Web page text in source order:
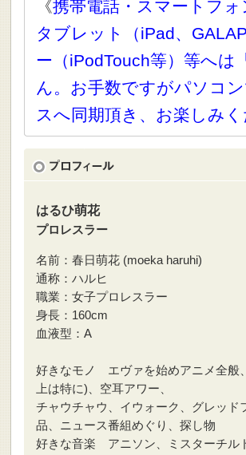
《携帯電話・スマートフ
タブレット（iPad、
ー（iPodTouch等）等へ
ん。お手数ですがパソコ
スへ同期頂き、お楽しみく
はるひ萌花
プロレスラー
名前：春日萌花 (moeka haruhi)
通称：ハルヒ
職業：女子プロレスラー
身長：160cm
血液型：A
好きなモノ エヴァを始めアニメ全般
上は特に)、空耳アワー、
チャウチャウ、イウォーク、グレッド
品、ニュース番組めぐり、探し物
好きな音楽 アニソン、ミスターチル